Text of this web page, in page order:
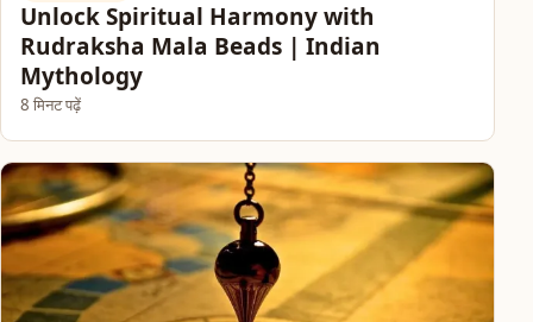
Unlock Spiritual Harmony with
Rudraksha Mala Beads | Indian
Mythology
8 मिनट पढ़ें